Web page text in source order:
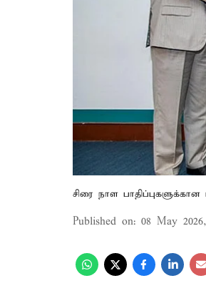
சிரை நாள
Published on: 08 May